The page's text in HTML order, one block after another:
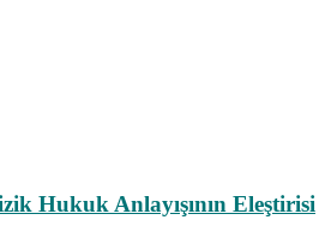
Hukuk Anlayışının Eleştirisi